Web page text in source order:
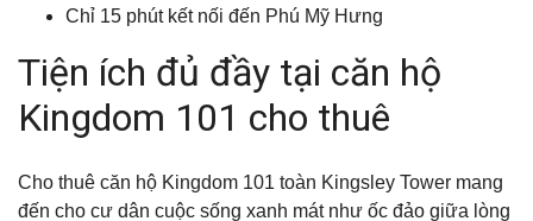
Chỉ 15 phút kết nối đến Phú Mỹ Hưng
Tiện ích đủ đầy tại căn hộ
Kingdom 101 cho thuê
Cho thuê căn hộ Kingdom 101 toàn Kingsley Tower mang
đến cho cư dân cuộc sống xanh mát như ốc đảo giữa lòng